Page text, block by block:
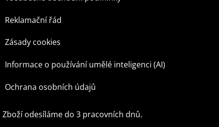
Reklamační řád
Zásady cookies
Informace o používání umělé inteligenci (AI)
Ochrana osobních údajů
Zboží odesíláme do 3 pracovních dnů.